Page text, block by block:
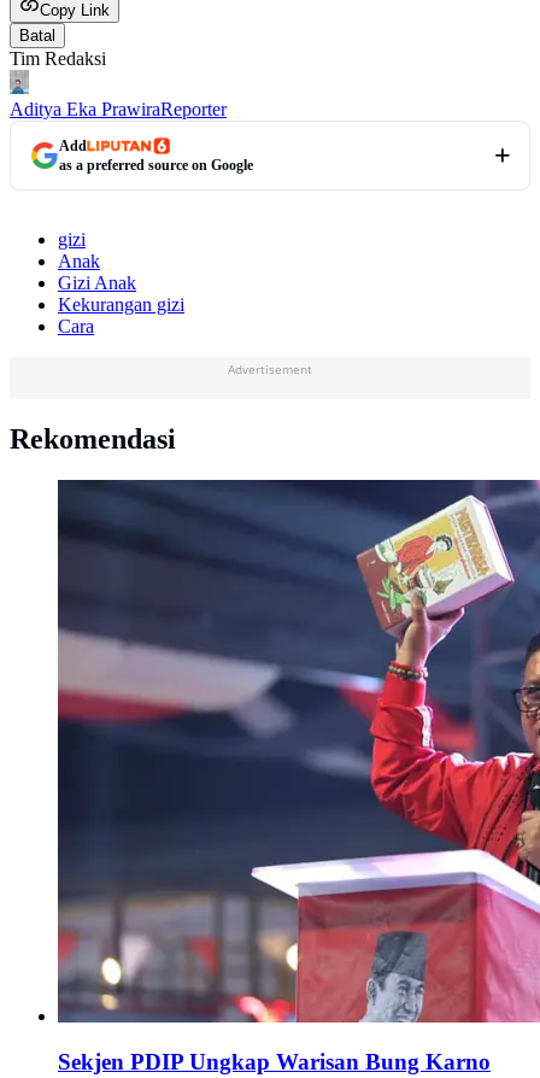
Copy Link
Batal
Tim Redaksi
Aditya Eka PrawiraReporter
Add
as a preferred source on Google
gizi
Anak
Gizi Anak
Kekurangan gizi
Cara
Advertisement
Rekomendasi
Sekjen PDIP Ungkap Warisan Bung Karno